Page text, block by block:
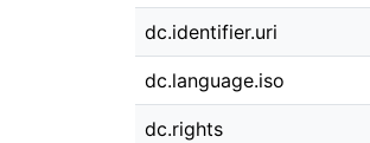
dc.identifier.uri
dc.language.iso
dc.rights